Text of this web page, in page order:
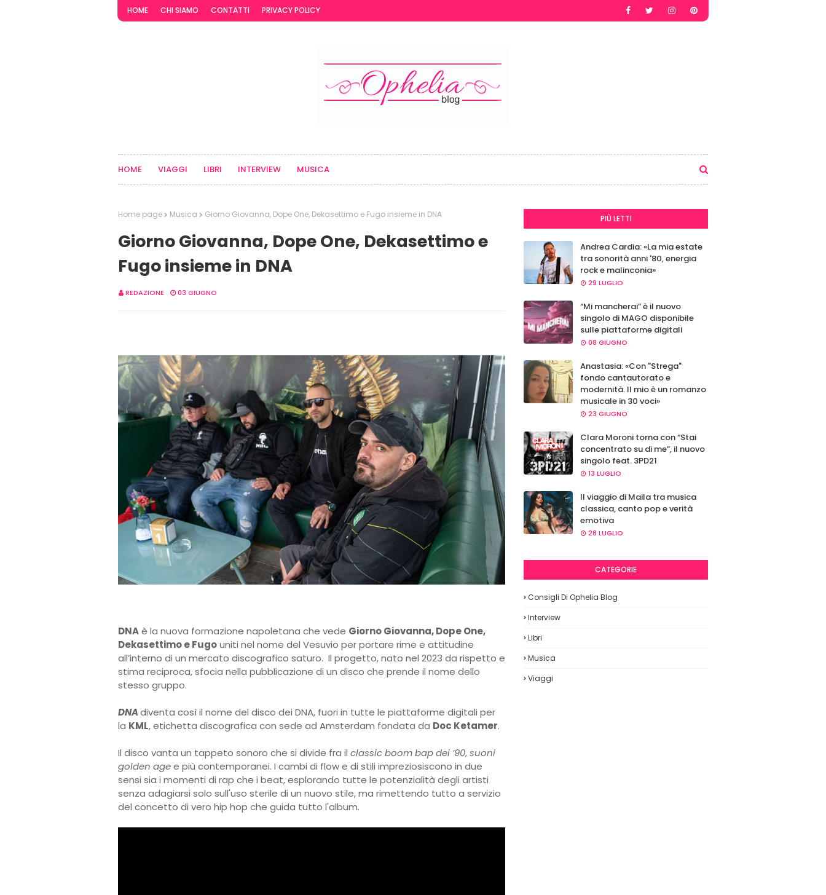
HOME CHI SIAMO CONTATTI PRIVACY POLICY
HOME VIAGGI LIBRI INTERVIEW MUSICA
Home page Musica Giorno Giovanna, Dope One, Dekasettimo e Fugo insieme in DNA
Giorno Giovanna, Dope One, Dekasettimo e
Fugo insieme in DNA
REDAZIONE 03 GIUGNO
DNAè la nuova formazione napoletana che vede Giorno Giovanna, Dope One,
Dekasettimo e Fugouniti nel nome del Vesuvio per portare rime e attitudine
all’interno di un mercato discografico saturo. Il progetto, nato nel 2023 da rispetto e
stima reciproca, sfocia nella pubblicazione di un disco che prende il nome dello
stesso gruppo.
DNAdiventa così il nome del disco dei DNA, fuori in tutte le piattaforme digitali per
la KML, etichetta discografica con sede ad Amsterdam fondata da Doc Ketamer.
Il disco vanta un tappeto sonoro che si divide fra il classic boom bap dei ’90,suoni
golden agee più contemporanei. I cambi di flow e di stili impreziosiscono in due
sensi sia i momenti di rap che i beat, esplorando tutte le potenzialità degli artisti
senza adagiarsi solo sull'uso sterile di un nuovo stile, ma rimettendo tutto a servizio
del concetto di vero hip hop che guida tutto l'album.
PIÙ LETTI
Andrea Cardia: «La mia estate
tra sonorità anni '80, energia
rock e malinconia»
29 LUGLIO
“Mi mancherai” è il nuovo
singolo di MAGO disponibile
sulle piattaforme digitali
08 GIUGNO
Anastasia: «Con "Strega"
fondo cantautorato e
modernità. Il mio è un romanzo
musicale in 30 voci»
23 GIUGNO
Clara Moroni torna con “Stai
concentrato su di me”, il nuovo
singolo feat. 3PD21
13 LUGLIO
Il viaggio di Maila tra musica
classica, canto pop e verità
emotiva
28 LUGLIO
CATEGORIE
Consigli Di Ophelia Blog
Interview
Libri
Musica
Viaggi